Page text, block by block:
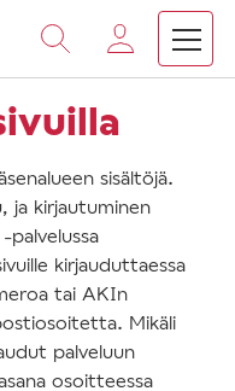
sisältöjä.
ja kirjautuminen
palvelussa
kirjauduttaessa
tai AKIn
Mikäli
palveluun
osoitteessa